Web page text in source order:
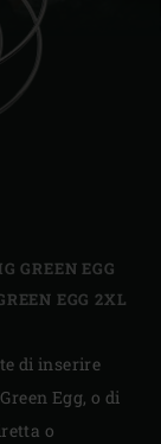
GREEN EGG
EGG 2XL
di inserire
Egg, o di
o